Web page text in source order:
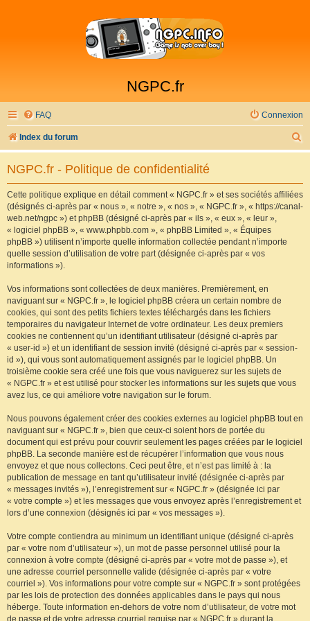
NGPC.fr
FAQ Connexion
Index du forum
e
e
NGPC.fr - Politique de confidentialité
Cette politique explique en détail comment « NGPC.fr » et ses sociétés affiliées
(désignés ci-après par « nous », « notre », « nos », « NGPC.fr », « https://canal-
web.net/ngpc ») et phpBB (désigné ci-après par « ils », « eux », « leur »,
« logiciel phpBB », « www.phpbb.com », « phpBB Limited », « Équipes
phpBB ») utilisent n’importe quelle information collectée pendant n’importe
quelle session d’utilisation de votre part (désignée ci-après par « vos
informations »).
Vos informations sont collectées de deux manières. Premièrement, en
naviguant sur « NGPC.fr », le logiciel phpBB créera un certain nombre de
cookies, qui sont des petits fichiers textes téléchargés dans les fichiers
temporaires du navigateur Internet de votre ordinateur. Les deux premiers
cookies ne contiennent qu’un identifiant utilisateur (désigné ci-après par
« user-id ») et un identifiant de session invité (désigné ci-après par « session-
id »), qui vous sont automatiquement assignés par le logiciel phpBB. Un
troisième cookie sera créé une fois que vous naviguerez sur les sujets de
« NGPC.fr » et est utilisé pour stocker les informations sur les sujets que vous
avez lus, ce qui améliore votre navigation sur le forum.
Nous pouvons également créer des cookies externes au logiciel phpBB tout en
naviguant sur « NGPC.fr », bien que ceux-ci soient hors de portée du
document qui est prévu pour couvrir seulement les pages créées par le logiciel
phpBB. La seconde manière est de récupérer l’information que vous nous
envoyez et que nous collectons. Ceci peut être, et n’est pas limité à : la
publication de message en tant qu’utilisateur invité (désignée ci-après par
« messages invités »), l’enregistrement sur « NGPC.fr » (désignée ici par
« votre compte ») et les messages que vous envoyez après l’enregistrement et
lors d’une connexion (désignés ici par « vos messages »).
Votre compte contiendra au minimum un identifiant unique (désigné ci-après
par « votre nom d’utilisateur »), un mot de passe personnel utilisé pour la
connexion à votre compte (désigné ci-après par « votre mot de passe »), et
une adresse courriel personnelle valide (désignée ci-après par « votre
courriel »). Vos informations pour votre compte sur « NGPC.fr » sont protégées
par les lois de protection des données applicables dans le pays qui nous
héberge. Toute information en-dehors de votre nom d’utilisateur, de votre mot